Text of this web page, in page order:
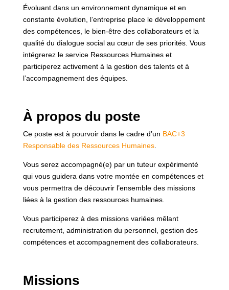
Évoluant dans un environnement dynamique et en
constante évolution, l’entreprise place le développement
des compétences, le bien-être des collaborateurs et la
qualité du dialogue social au cœur de ses priorités. Vous
intégrerez le service Ressources Humaines et
participerez activement à la gestion des talents et à
l’accompagnement des équipes.
À propos du poste
Ce poste est à pourvoir dans le cadre d’un BAC+3
Responsable des Ressources Humaines.
Vous serez accompagné(e) par un tuteur expérimenté
qui vous guidera dans votre montée en compétences et
vous permettra de découvrir l’ensemble des missions
liées à la gestion des ressources humaines.
Vous participerez à des missions variées mêlant
recrutement, administration du personnel, gestion des
compétences et accompagnement des collaborateurs.
Missions